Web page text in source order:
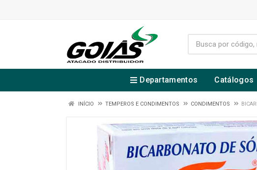
Departamentos Catálogos
INÍCIO TEMPEROS E CONDIMENTOS CONDIMENTOS